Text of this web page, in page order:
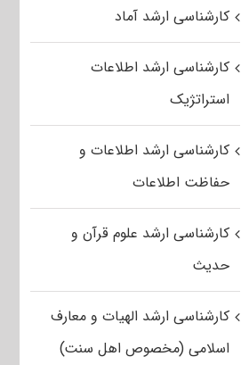
کارشناسی ارشد آماد
کارشناسی ارشد اطلاعات
استراتژیک
کارشناسی ارشد اطلاعات و
حفاظت اطلاعات
کارشناسی ارشد علوم قرآن و
حدیث
کارشناسی ارشد الهیات و معارف
اسلامی (مخصوص اهل سنت)